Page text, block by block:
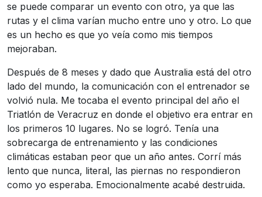
se puede comparar un evento con otro, ya que las
rutas y el clima varían mucho entre uno y otro. Lo que
es un hecho es que yo veía como mis tiempos
mejoraban.
Después de 8 meses y dado que Australia está del otro
lado del mundo, la comunicación con el entrenador se
volvió nula. Me tocaba el evento principal del año el
Triatlón de Veracruz en donde el objetivo era entrar en
los primeros 10 lugares. No se logró. Tenía una
sobrecarga de entrenamiento y las condiciones
climáticas estaban peor que un año antes. Corrí más
lento que nunca, literal, las piernas no respondieron
como yo esperaba. Emocionalmente acabé destruida.